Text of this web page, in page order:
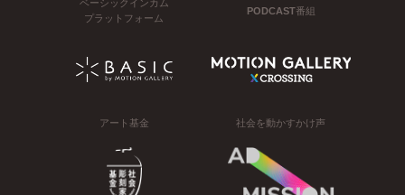
プラットフォーム
PODCAST番組
アート基金 社会を動かすかけ声